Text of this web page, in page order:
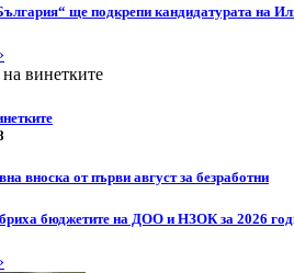
ще подкрепи кандидатурата на
вноска от първи август за безработни
бюджетите на ДОО и НЗОК за 2026